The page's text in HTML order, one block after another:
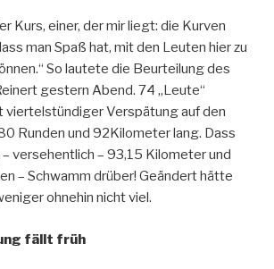
Kurs, einer, der mir liegt: die Kurven
man Spaß hat, mit den Leuten hier zu
So lautete die Beurteilung des
gestern Abend. 74 „Leute“
viertelstündiger Verspätung auf den
Runden und 92Kilometer lang. Dass
versehentlich – 93,15 Kilometer und
– Schwamm drüber! Geändert hätte
ohnehin nicht viel.
fällt früh